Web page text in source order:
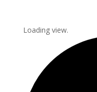
Loading view.